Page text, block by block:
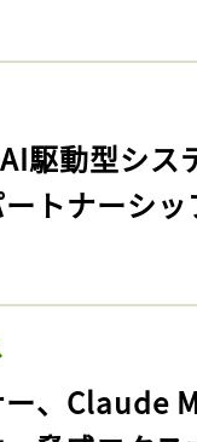
AI駆動型シ
トナーシ
ー、Claude